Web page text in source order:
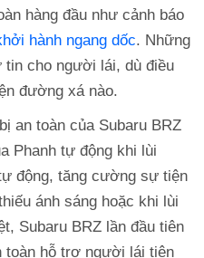
hàng đầu như cảnh báo
hành ngang dốc. Những
cho người lái, dù điều
đường xá nào.
an toàn của Subaru BRZ
Phanh tự động khi lùi
động, tăng cường sự tiện
ánh sáng hoặc khi lùi
Subaru BRZ lần đầu tiên
toàn hỗ trợ người lái tiên